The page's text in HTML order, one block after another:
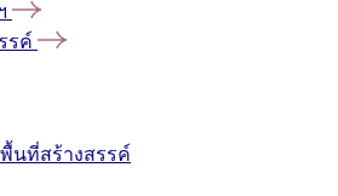
รค์
นที่สร้างสรรค์